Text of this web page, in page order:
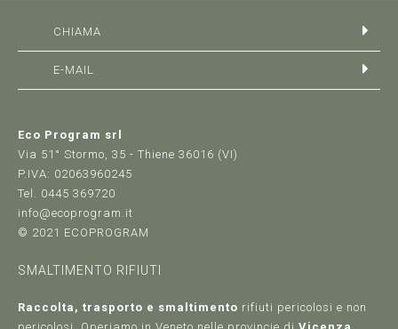
CHIAMA
E-MAIL
Eco Program srl
Via 51° Stormo, 35 - Thiene 36016 (VI)
P.IVA: 02063960245
Tel. 0445 369720
info@ecoprogram.it
© 2021 ECOPROGRAM
SMALTIMENTO RIFIUTI
Raccolta, trasporto e smaltimento rifiuti pericolosi e non